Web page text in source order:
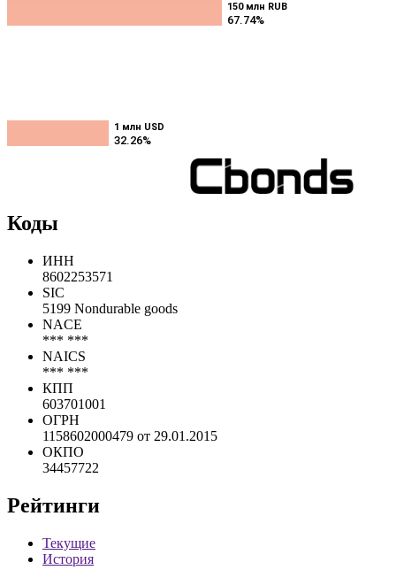
150 млн RUB
67.74%
150 млн RUB
67.74%
1 млн USD
32.26%
1 млн USD
32.26%
Коды
ИНН
8602253571
SIC
5199 Nondurable goods
NACE
*** ***
NAICS
*** ***
КПП
603701001
ОГРН
1158602000479 от 29.01.2015
ОКПО
34457722
Рейтинги
Текущие
История